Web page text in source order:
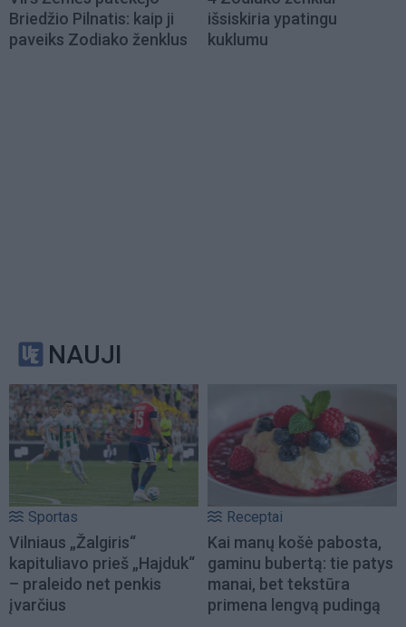
Briedžio Pilnatis: kaip ji
paveiks Zodiako ženklus
išsiskiria ypatingu
kuklumu
NAUJI
Sportas
Vilniaus „Žalgiris“
kapituliavo prieš „Hajduk“
– praleido net penkis
įvarčius
Receptai
Kai manų košė pabosta,
gaminu bubertą: tie patys
manai, bet tekstūra
primena lengvą pudingą